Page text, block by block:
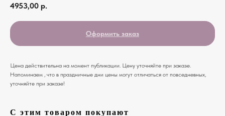
4953,00 р.
Оформить заказ
Цена действительна на момент публикации. Цену уточняйте при заказе.
Напоминаем , что в праздничные дни цены могут отличаться от повседневных,
уточняйте при заказе!
С этим товаром покупают